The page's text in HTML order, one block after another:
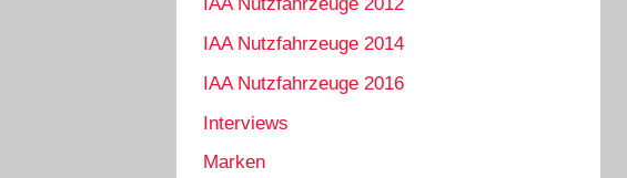
IAA Nutzfahrzeuge 2014
IAA Nutzfahrzeuge 2016
Interviews
Marken